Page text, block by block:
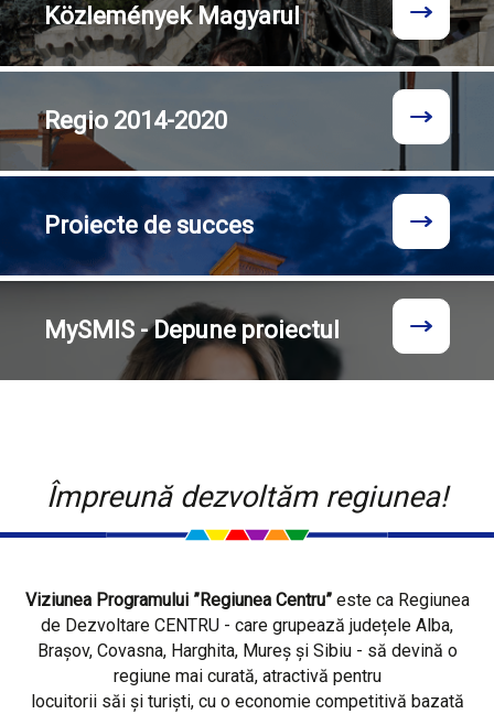
KözleményekMagyarul
Regio 2014-2020
Proiecte de succes
MySMIS - Depune proiectul
Împreună dezvoltăm regiunea!
Viziunea Programului ”Regiunea Centru”este ca Regiunea
de Dezvoltare CENTRU - care grupează județele Alba,
Brașov, Covasna, Harghita, Mureș și Sibiu - să devină o
regiune mai curată, atractivă pentru
locuitorii săi și turiști, cu o economie competitivă bazată